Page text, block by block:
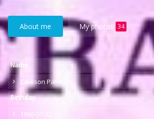
About me My photos 34
Name
Carkson Patrice
Birthday
1960-07-22